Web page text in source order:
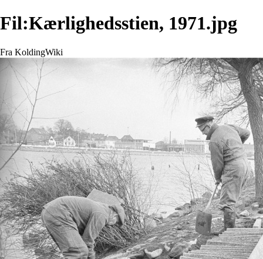
Fil:Kærlighedsstien, 1971.jpg
Fra KoldingWiki